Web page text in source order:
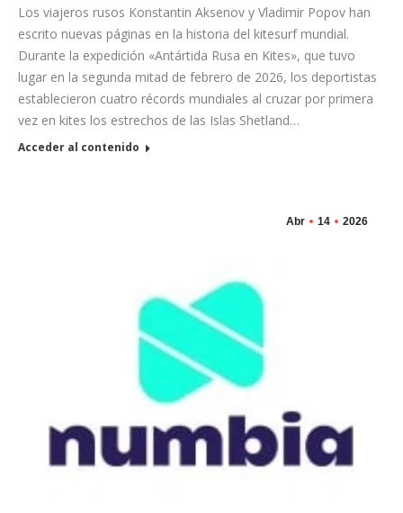
Los viajeros rusos Konstantin Aksenov y Vladimir Popov han
escrito nuevas páginas en la historia del kitesurf mundial.
Durante la expedición «Antártida Rusa en Kites», que tuvo
lugar en la segunda mitad de febrero de 2026, los deportistas
establecieron cuatro récords mundiales al cruzar por primera
vez en kites los estrechos de las Islas Shetland…
Acceder al contenido
Abr 14 2026